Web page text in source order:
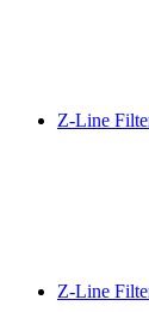
Z-Line
Z-Line